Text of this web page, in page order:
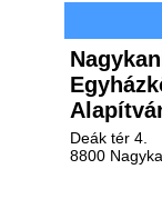
Deák tér 4.
8800